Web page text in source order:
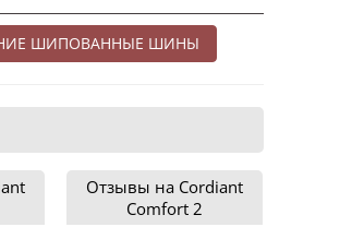
ШИПОВАННЫЕ ШИНЫ
Отзывы на Cordiant
Comfort 2